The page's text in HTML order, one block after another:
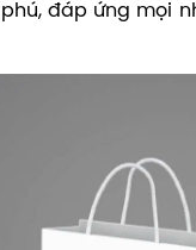
đáp ứng mọi